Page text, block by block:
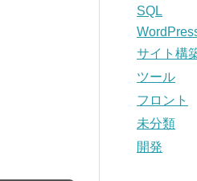
SQL
サイト構
ツール
フロント
未分類
開発